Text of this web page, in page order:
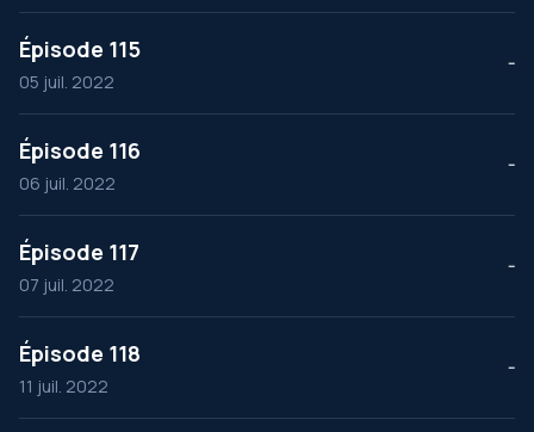
Épisode 115
05 juil. 2022
--
Épisode 116
06 juil. 2022
--
Épisode 117
07 juil. 2022
--
Épisode 118
11 juil. 2022
--